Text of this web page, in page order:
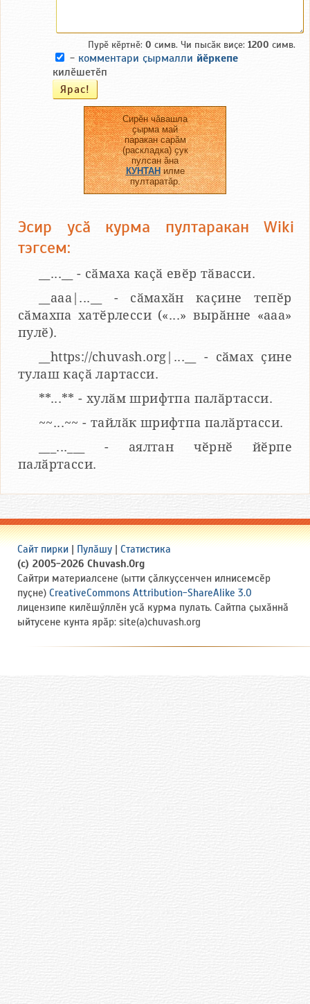
Пурӗ кӗртнӗ: 0 симв. Чи пысӑк виҫе: 1200 симв.
- комментари ҫырмалли йӗркепе
килӗшетӗп
Сирӗн чӑвашла
ҫырма май
паракан сарӑм
(раскладка) ҫук
пулсан ӑна
КУНТАНилме
пултаратӑр.
Эсир усӑ курма пултаракан Wiki
тэгсем:
__...__ - сӑмаха каҫӑ евӗр тӑвасси.
__aaa|...__ - сӑмахӑн каҫине тепӗр
сӑмахпа хатӗрлесси («...» вырӑнне «ааа»
пулӗ).
__https://chuvash.org|...__ - сӑмах ҫине
тулаш каҫӑ лартасси.
**...** - хулӑм шрифтпа палӑртасси.
~~...~~ - тайлӑк шрифтпа палӑртасси.
___...___ - аялтан чӗрнӗ йӗрпе
палӑртасси.
Сайт пирки | Пулӑшу | Статистика
(c) 2005-2026 Chuvash.Org
Сайтри материалсене (ытти ҫӑлкуҫсенчен илнисемсӗр
пуҫне) CreativeCommons Attribution-ShareAlike 3.0
лицензипе килӗшӳллӗн усӑ курма пулать. Сайтпа ҫыхӑннӑ
ыйтусене кунта ярӑр: site(a)chuvash.org